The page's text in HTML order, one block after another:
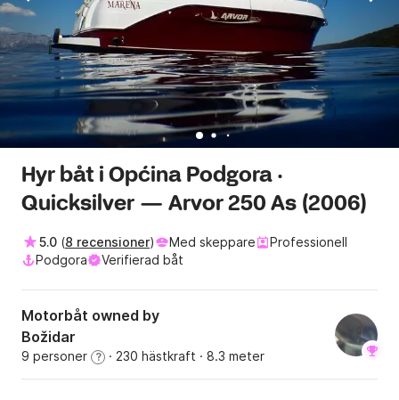
Hyr båt i Općina Podgora ·
Quicksilver — Arvor 250 As (2006)
5.0 (8 recensioner) Med skeppare
Professionell
Podgora
Verifierad båt
Motorbåt owned by
Božidar
9 personer ? · 230 hästkraft · 8.3 meter